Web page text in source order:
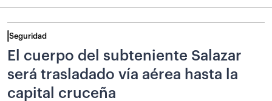
Seguridad
El cuerpo del subteniente Salazar
será trasladado vía aérea hasta la
capital cruceña